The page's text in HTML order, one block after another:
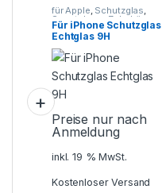
für Apple, Schutzglas,
Smartphone Zubehör
Für iPhone Schutzglas
Echtglas 9H
Preise nur nach
Anmeldung
inkl. 19 % MwSt.
Kostenloser Versand